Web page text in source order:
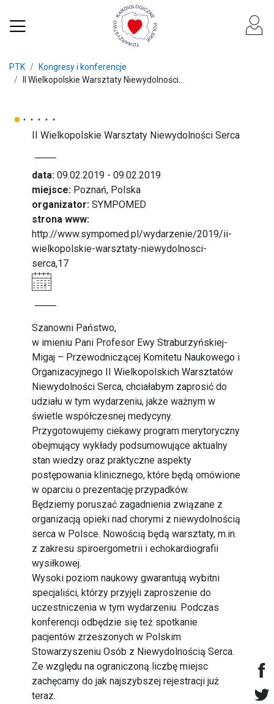
PTK
Kongresy i konferencje
II Wielkopolskie Warsztaty Niewydolności...
II Wielkopolskie Warsztaty Niewydolności Serca
data: 09.02.2019 - 09.02.2019
miejsce: Poznań, Polska
organizator: SYMPOMED
strona www:
http://www.sympomed.pl/wydarzenie/2019/ii-
wielkopolskie-warsztaty-niewydolnosci-
serca,17
Szanowni Państwo,
w imieniu Pani Profesor Ewy Straburzyńskiej-
Migaj – Przewodniczącej Komitetu Naukowego i
Organizacyjnego II Wielkopolskich Warsztatów
Niewydolności Serca, chciałabym zaprosić do
udziału w tym wydarzeniu, jakże ważnym w
świetle współczesnej medycyny.
Przygotowujemy ciekawy program merytoryczny
obejmujący wykłady podsumowujące aktualny
stan wiedzy oraz praktyczne aspekty
postępowania klinicznego, które będą omówione
w oparciu o prezentację przypadków.
Będziemy poruszać zagadnienia związane z
organizacją opieki nad chorymi z niewydolnością
serca w Polsce. Nowością będą warsztaty, m.in.
z zakresu spiroergometrii i echokardiografii
wysiłkowej.
Wysoki poziom naukowy gwarantują wybitni
specjaliści, którzy przyjęli zaproszenie do
uczestniczenia w tym wydarzeniu. Podczas
konferencji odbędzie się też spotkanie
pacjentów zrzeszonych w Polskim
Stowarzyszeniu Osób z Niewydolnością Serca.
Ze względu na ograniczoną liczbę miejsc
zachęcamy do jak najszybszej rejestracji już
teraz.